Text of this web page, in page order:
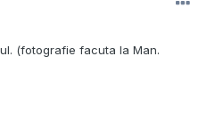
(fotografie facuta la Man.